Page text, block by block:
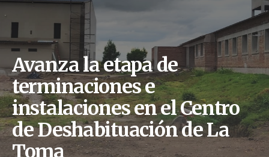
Avanza la etapa de
terminaciones e
instalaciones en el Centro
de Deshabituación de La
Toma